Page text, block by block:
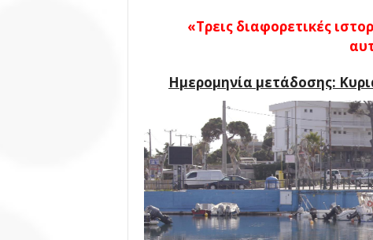
«Τρεις διαφορετικές
Ημερομηνία μετάδοσης: